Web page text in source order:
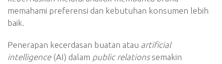
memahami preferensi dan kebutuhan konsumen lebih
baik.
Penerapan kecerdasan buatan atau artificial
intelligence (AI) dalam public relationssemakin